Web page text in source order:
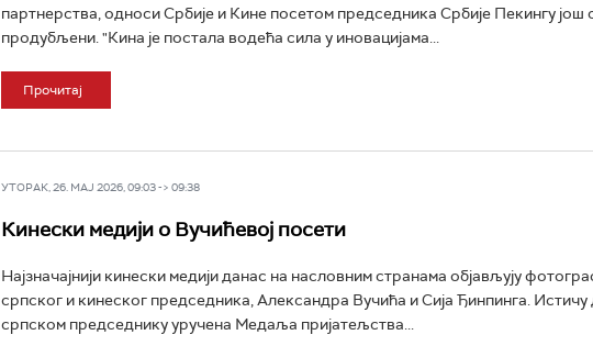
партнерства, односи Србије и Кине посетом председника Србије Пекингу још
продубљени. "Кина је постала водећа сила у иновацијама...
Прочитај
УТОРАК, 26. МАЈ 2026, 09:03 -> 09:38
Кинески медији о Вучићевој посети
Најзначајнији кинески медији данас на насловним странама објављују
српског и кинеског председника, Александра Вучића и Сија Ђинпинга. Истичу
српском председнику уручена Медаља пријатељства...